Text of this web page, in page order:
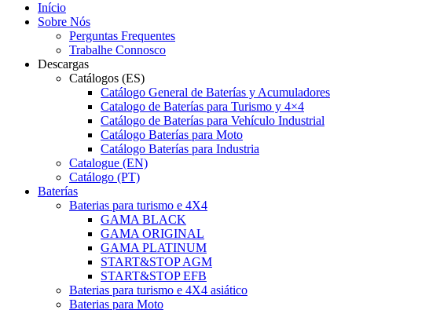
Início
Sobre Nós
Perguntas Frequentes
Trabalhe Connosco
Descargas
Catálogos (ES)
Catálogo General de Baterías y Acumuladores
Catalogo de Baterías para Turismo y 4×4
Catálogo de Baterías para Vehículo Industrial
Catálogo Baterías para Moto
Catálogo Baterías para Industria
Catalogue (EN)
Catálogo (PT)
Baterías
Baterias para turismo e 4X4
GAMA BLACK
GAMA ORIGINAL
GAMA PLATINUM
START&STOP AGM
START&STOP EFB
Baterias para turismo e 4X4 asiático
Baterias para Moto